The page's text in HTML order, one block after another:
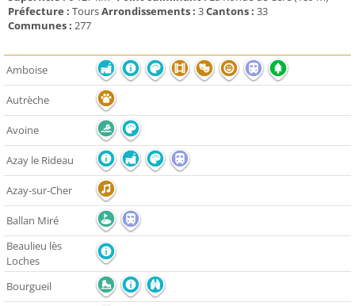
Préfecture : ToursArrondissements : 3Cantons : 33
Communes : 277
Amboise
Autrèche
Avoine
Azay le Rideau
Azay-sur-Cher
Ballan Miré
Beaulieu lès
Loches
Bourgueil